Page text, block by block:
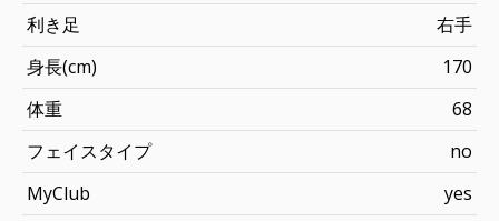
利き足
右手
身長(cm)
170
体重
68
フェイスタイプ
no
MyClub
yes